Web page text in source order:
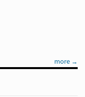
more →